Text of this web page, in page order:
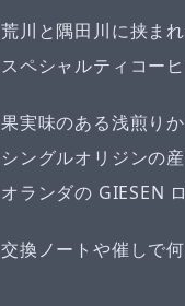
荒川と隅田川に挟ま
スペシャルティコー
果実味のある浅煎り
シングルオリジンの
オランダの GIESEN
交換ノートや催しで